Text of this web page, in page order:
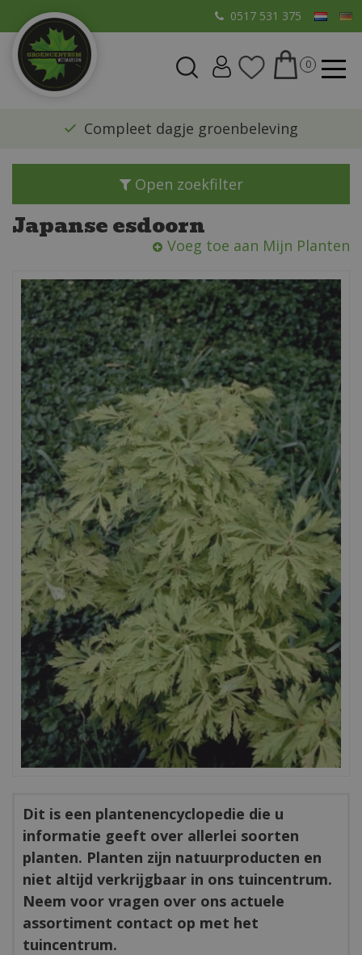
a
0517 531 375
​Compleet dagje groenbeleving
Open zoekfilter
Japanse esdoorn
Voeg toe aan Mijn Planten
Dit is een plantenencyclopedie die u
informatie geeft over allerlei soorten
planten. Planten zijn natuurproducten en
niet altijd verkrijgbaar in ons tuincentrum.
Neem voor vragen over ons actuele
assortiment contact op met het
tuincentrum.